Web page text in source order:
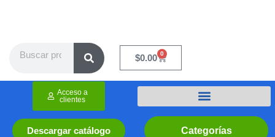
$0.00 0
Cart
Categorías
Descargar catálogo
Acceso a
clientes